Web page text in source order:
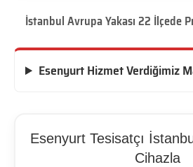
İstanbul Avrupa Yakası 22 İlçede
Esenyurt Hizmet Verdiğimiz
Esenyurt Tesisatçı
Cihazla